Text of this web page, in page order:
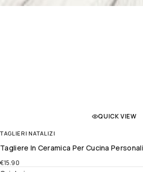
QUICK VIEW
TAGLIERI NATALIZI
Tagliere In Ceramica Per Cucina
€15.90